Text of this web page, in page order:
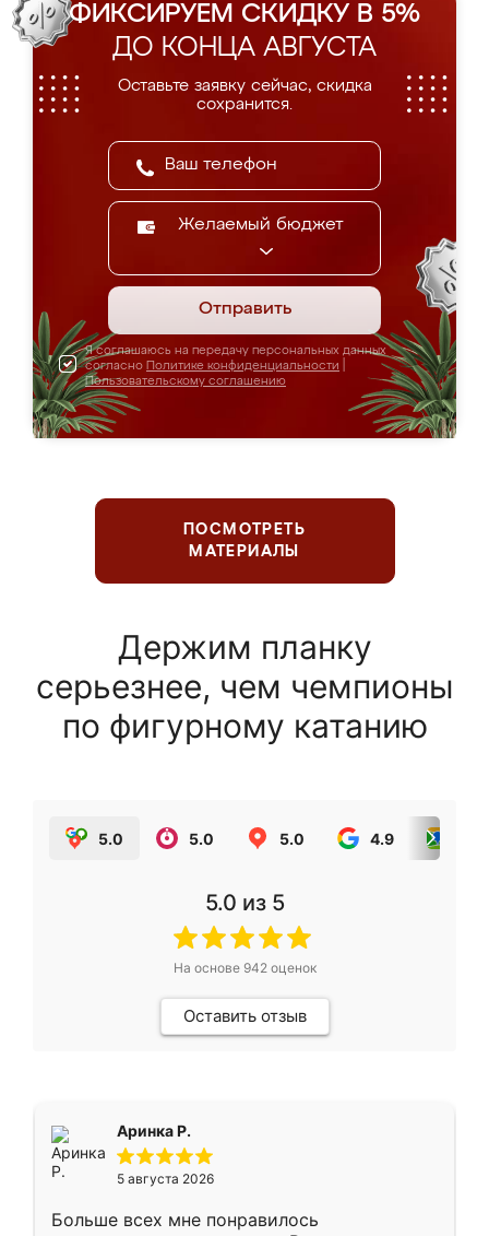
ФИКСИРУЕМ СКИДКУ В 5%
ДО КОНЦА АВГУСТА
Оставьте заявку сейчас, скидка
сохранится.
Желаемый бюджет
Отправить
Я соглашаюсь на передачу персональных данных
согласно Политике конфиденциальности
Пользовательскому соглашению
ПОСМОТРЕТЬ
МАТЕРИАЛЫ
Держим планку
серьезнее, чем чемпионы
по фигурному катанию
5.0 5.0 5.0 4.9
5.0 из 5
На основе 942оценок
Оставить отзыв
Аринка Р.
5 августа 2026
Больше всех мне понравилось